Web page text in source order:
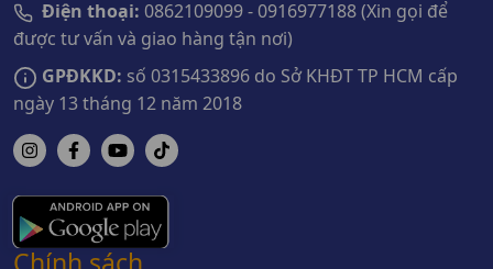
Điện thoại: 0862109099 - 0916977188 (Xin gọi để
được tư vấn và giao hàng tận nơi)
GPĐKKD: số 0315433896 do Sở KHĐT TP HCM cấp
ngày 13 tháng 12 năm 2018
Chính sách